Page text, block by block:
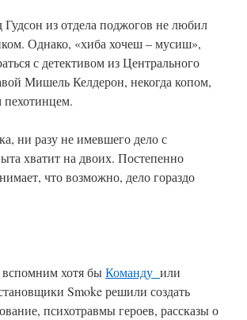
Гудсон из отдела поджогов не любил
Однако, «хиба хочеш – мусиш»,
с детективом из Центрального
Мишель Келдерон, некогда копом,
ни разу не имевшего дело с
хватит на двоих. Постепенно
что возможно, дело гораздо
вспомним хотя быКоманду или
Smoke решили создать
психотравмы героев, рассказы о